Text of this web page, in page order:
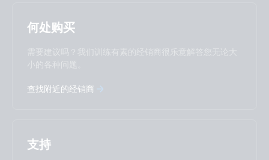
中國人
Čeština
Español
Stay up to date
Subscribe
何处购买
需要建议吗？我们训练有素的经销商很乐意解答您无论大
小的各种问题。
查找附近的经销商
支持